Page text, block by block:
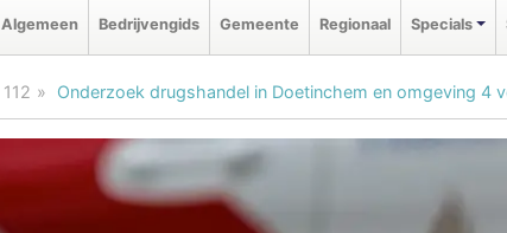
Algemeen Bedrijvengids Gemeente Regionaal Specials
112 Onderzoek drugshandel in Doetinchem en omgeving 4